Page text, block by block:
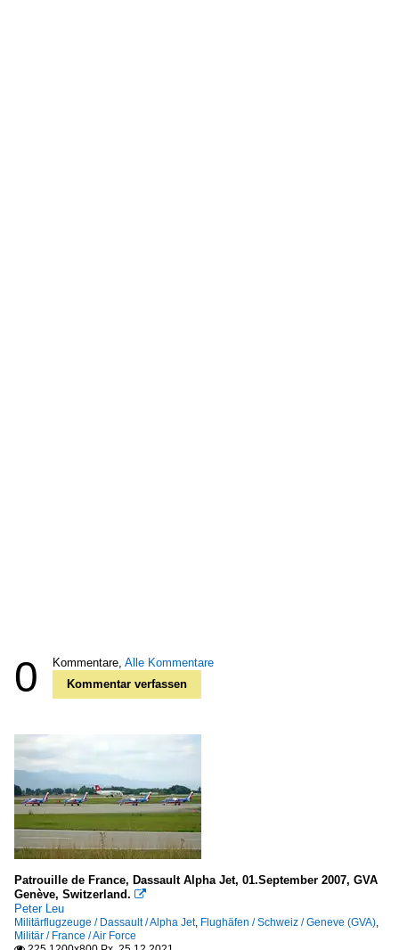
0 Kommentare, Alle Kommentare
Kommentar verfassen
Patrouille de France, Dassault Alpha Jet, 01.September 2007, GVA
Genève, Switzerland. 
Peter Leu
Militärflugzeuge / Dassault / Alpha Jet, Flughäfen / Schweiz / Geneve (GVA),
Militär / France / Air Force